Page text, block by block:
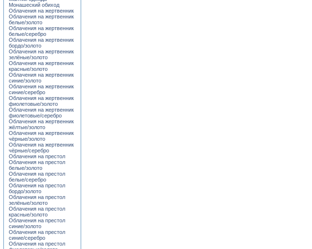
Монашеский обиход
Облачения на жертвенник
Облачения на жертвенник
белые/золото
Облачения на жертвенник
белые/серебро
Облачения на жертвенник
бордо/золото
Облачения на жертвенник
зелёные/золото
Облачения на жертвенник
красные/золото
Облачения на жертвенник
синие/золото
Облачения на жертвенник
синие/серебро
Облачения на жертвенник
фиолетовые/золото
Облачения на жертвенник
фиолетовые/серебро
Облачения на жертвенник
жёлтые/золото
Облачения на жертвенник
чёрные/золото
Облачения на жертвенник
чёрные/серебро
Облачения на престол
Облачения на престол
белые/золото
Облачения на престол
белые/серебро
Облачения на престол
бордо/золото
Облачения на престол
зелёные/золото
Облачения на престол
красные/золото
Облачения на престол
синие/золото
Облачения на престол
синие/серебро
Облачения на престол